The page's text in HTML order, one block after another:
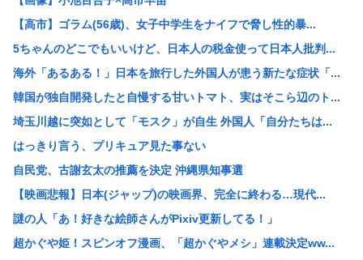
3大もらって困るもの「釣った魚」「プリザーブドフラワー」
【画像】 松屋、食器の仕分けまでセルフに
GACKTや小沢仁志の「セリフが聞き取れない」 日本語作...
【参政党】神谷代表、食料品の消費減税「天下の愚策だ」と批...
【速報】NHK職員が番組出演者から性被害
ホリエモン「面接でさ、納豆パックの薄いフィルムって何のた...
【衝撃】れいわ新選組、「いのちの党」に党名変更 天畠大輔...
【画像】能年玲奈さん、穴あきスカート姿が強すぎてネット騒...
坊さんを今すぐ皆殺しにするべき理由が詰まった画像がこちら
福島県に住む普通の人「助けて、家を赤くしただけで村の人間...
台風15号「チャンホン」東日本の盆休み潰す
【高市】ゴラム(56歳)、女子中学生をナイフで脅し性的暴...
5ちゃんのどこでもいいけど、日本人の税金使って日本人批判...
海外「あるある！」日本を旅行した外国人が患う新たな症状「...
韓国が独自開発したと自慢する甘いトマト、実はそこら辺のト...
埼玉川越に突如として「モスク」が自生 外国人「自分たちは...
はっきり言う、プリキュア見た事ない
自民党、古謝玄太の推薦を決定 沖縄県知事選
【映画悲報】日本(ジャップ)の映画界、完全に終わる…現代...
謎の人「あ！好きな絵師さんがPixiv更新してる！」
超かぐや姫！スピンオフ漫画、「超かぐやメシ」連載決定ww...